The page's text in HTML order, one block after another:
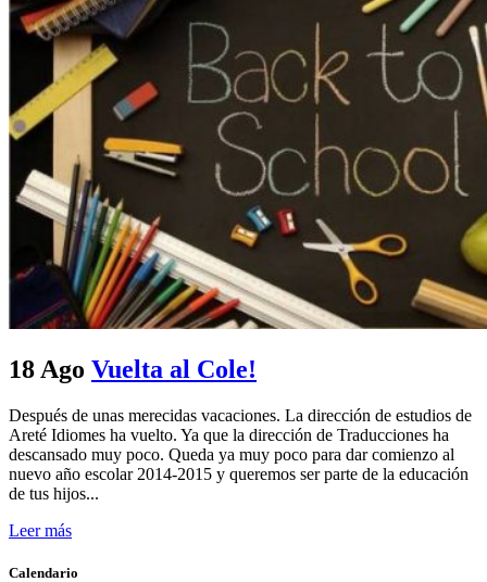
18 Ago Vuelta al Cole!
Después de unas merecidas vacaciones. La dirección de estudios de
Areté Idiomes ha vuelto. Ya que la dirección de Traducciones ha
descansado muy poco. Queda ya muy poco para dar comienzo al
nuevo año escolar 2014-2015 y queremos ser parte de la educación
de tus hijos...
Leer más
Calendario